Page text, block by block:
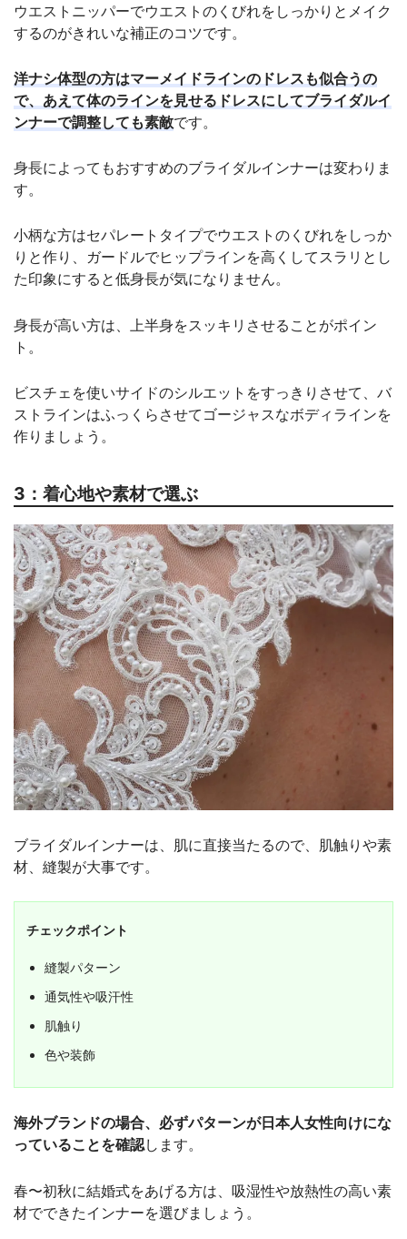
ウエストニッパーでウエストのくびれをしっかりとメイク
するのがきれいな補正のコツです。
洋ナシ体型の方はマーメイドラインのドレスも似合うの
で、あえて体のラインを見せるドレスにしてブライダルイ
ンナーで調整しても素敵です。
身長によってもおすすめのブライダルインナーは変わりま
す。
小柄な方はセパレートタイプでウエストのくびれをしっか
りと作り、ガードルでヒップラインを高くしてスラリとし
た印象にすると低身長が気になりません。
身長が高い方は、上半身をスッキリさせることがポイン
ト。
ビスチェを使いサイドのシルエットをすっきりさせて、バ
ストラインはふっくらさせてゴージャスなボディラインを
作りましょう。
3：着心地や素材で選ぶ
ブライダルインナーは、肌に直接当たるので、肌触りや素
材、縫製が大事です。
チェックポイント
縫製パターン
通気性や吸汗性
肌触り
色や装飾
海外ブランドの場合、必ずパターンが日本人女性向けにな
っていることを確認します。
春〜初秋に結婚式をあげる方は、吸湿性や放熱性の高い素
材でできたインナーを選びましょう。